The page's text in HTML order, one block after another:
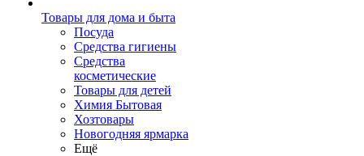
Товары для дома и быта
Посуда
Средства гигиены
Средства
косметические
Товары для детей
Химия Бытовая
Хозтовары
Новогодняя ярмарка
Ещё